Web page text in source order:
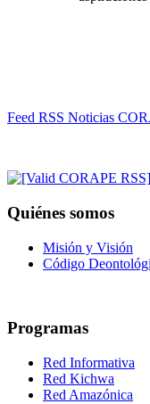
Feed RSS Noticias
Quiénes somos
Misión y Visión
Código
Programas
Red Informativa
Red Kichwa
Red Amazónica